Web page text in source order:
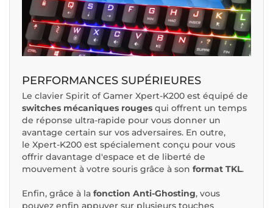
PERFORMANCES SUPÉRIEURES
Le clavier Spirit of Gamer Xpert-K200 est équipé de
switches mécaniques rouges qui offrent un temps
de réponse ultra-rapide pour vous donner un
avantage certain sur vos adversaires. En outre,
le Xpert-K200 est spécialement conçu pour vous
offrir davantage d'espace et de liberté de
mouvement à votre souris grâce à son format TKL.
Enfin, grâce à la fonction Anti-Ghosting, vous
pouvez enfin appuyer sur plusieurs touches